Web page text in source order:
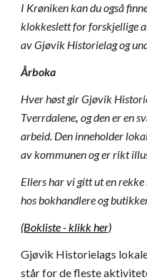
I Krøniken kan du også
klokkeslett for forskjellige
av Gjøvik Historielag og
Årboka
Hver høst gir Gjøvik
Tverrdalene,og den er en
arbeid. Den inneholder
av kommunen og er rikt
Ellers har vi gitt ut en
hos bokhandlere og
(Bokliste - klikk her)
Gjøvik Historielags
står for de fleste